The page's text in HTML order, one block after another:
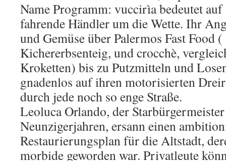
Name Programm: vuccirìa bedeutet
fahrende Händler um die Wette. Ihr
und Gemüse über Palermos Fast Food
Kichererbsenteig, und crocchè,
Kroketten) bis zu Putzmitteln und
gnadenlos auf ihren motorisierten
durch jede noch so enge Straße.
Leoluca Orlando, der
Neunzigerjahren, ersann einen
Restaurierungsplan für die Altstadt,
morbide geworden war. Privatleute